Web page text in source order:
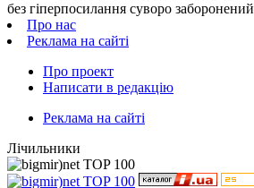
без гіперпосилання суворо заборонений
Про нас
Реклама на сайті
Про проект
Написати в редакцію
Реклама на сайті
Лічильники